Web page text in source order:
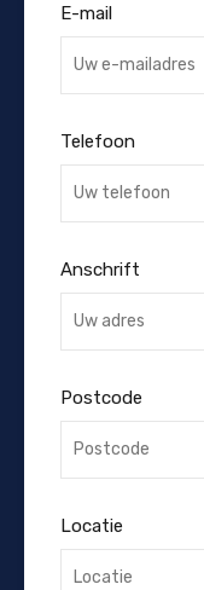
E-mail
Telefoon
Anschrift
Postcode
Locatie